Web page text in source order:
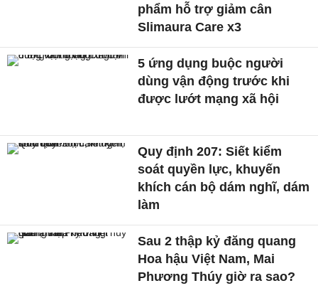
phẩm hỗ trợ giảm cân
Slimaura Care x3
5 ứng dụng buộc người
dùng vận động trước khi
được lướt mạng xã hội
Quy định 207: Siết kiểm
soát quyền lực, khuyến
khích cán bộ dám nghĩ, dám
làm
Sau 2 thập kỷ đăng quang
Hoa hậu Việt Nam, Mai
Phương Thúy giờ ra sao?